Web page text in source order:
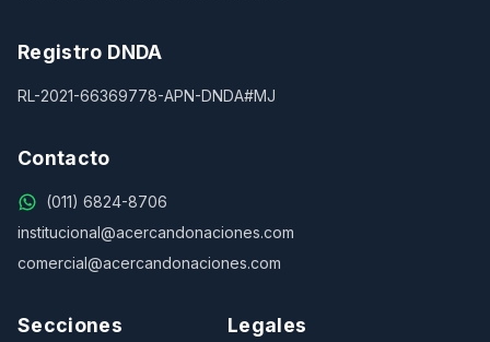
Registro DNDA
RL-2021-66369778-APN-DNDA#MJ
Contacto
(011) 6824-8706
institucional@acercandonaciones.com
comercial@acercandonaciones.com
Secciones Legales